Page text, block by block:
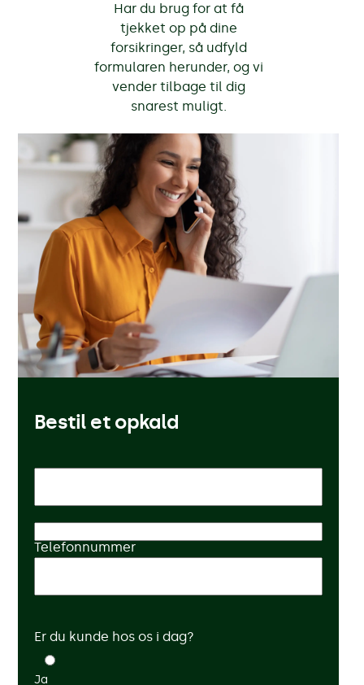
Har du brug for at få
tjekket op på dine
forsikringer, så udfyld
formularen herunder, og vi
vender tilbage til dig
snarest muligt.
Bestil et opkald
Telefonnummer
Er du kunde hos os i dag?
Ja